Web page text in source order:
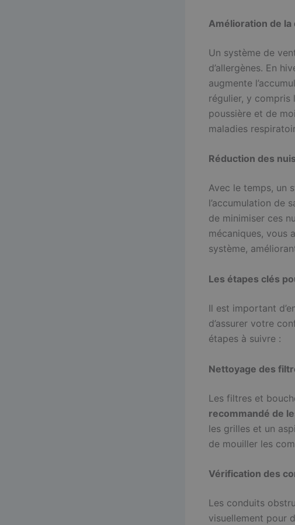
Amélioration de la
Un système de
d’allergènes. En
augmente
régulier, y compris
poussière et de
maladies
Réduction des
Avec le temps, un
l’accumulation de
de minimiser ces
mécaniques, vous
système,
Les étapes clés
Il est important
d’assurer votre
étapes à suivre :
Nettoyage des
Les filtres et
recommandé de
les grilles et un
de mouiller les
Vérification des
Les conduits
visuellement pour